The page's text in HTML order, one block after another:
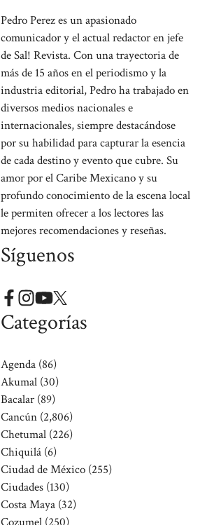
Pedro Perez es un apasionado
comunicador y el actual redactor en jefe
de Sal! Revista. Con una trayectoria de
más de 15 años en el periodismo y la
industria editorial, Pedro ha trabajado en
diversos medios nacionales e
internacionales, siempre destacándose
por su habilidad para capturar la esencia
de cada destino y evento que cubre. Su
amor por el Caribe Mexicano y su
profundo conocimiento de la escena local
le permiten ofrecer a los lectores las
mejores recomendaciones y reseñas.
Síguenos
Categorías
Agenda (86)
Akumal (30)
Bacalar (89)
Cancún (2,806)
Chetumal (226)
Chiquilá (6)
Ciudad de México (255)
Ciudades (130)
Costa Maya (32)
Cozumel (250)